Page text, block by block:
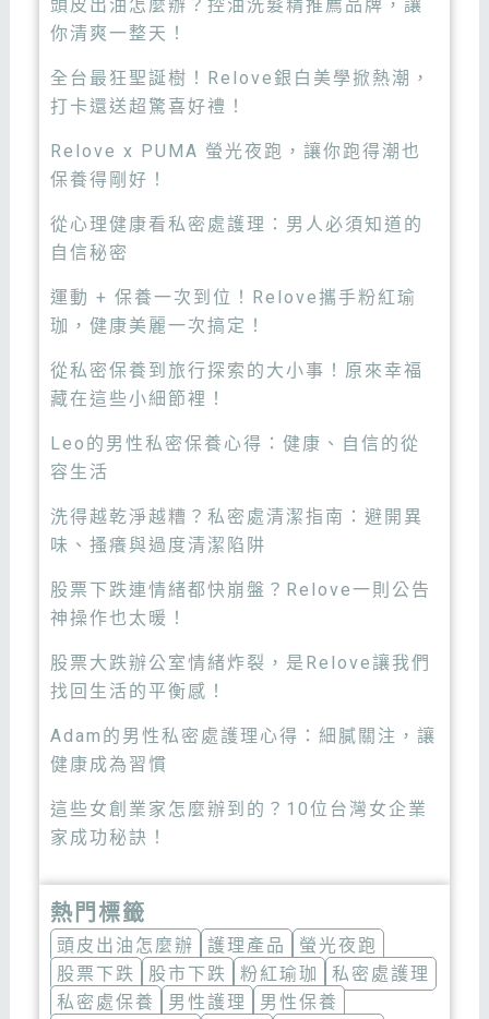
頭皮出油怎麼辦？控油洗髮精推薦品牌，讓
你清爽一整天！
全台最狂聖誕樹！Relove銀白美學掀熱潮，
打卡還送超驚喜好禮！
Relove x PUMA 螢光夜跑，讓你跑得潮也
保養得剛好！
從心理健康看私密處護理：男人必須知道的
自信秘密
運動 + 保養一次到位！Relove攜手粉紅瑜
珈，健康美麗一次搞定！
從私密保養到旅行探索的大小事！原來幸福
藏在這些小細節裡！
Leo的男性私密保養心得：健康、自信的從
容生活
洗得越乾淨越糟？私密處清潔指南：避開異
味、搔癢與過度清潔陷阱
股票下跌連情緒都快崩盤？Relove一則公告
神操作也太暖！
股票大跌辦公室情緒炸裂，是Relove讓我們
找回生活的平衡感！
Adam的男性私密處護理心得：細膩關注，讓
健康成為習慣
這些女創業家怎麼辦到的？10位台灣女企業
家成功秘訣！
熱門標籤
頭皮出油怎麼辦 護理產品
螢光夜跑
股票下跌
股市下跌 粉紅瑜珈
私密處護理
私密處保養
男性護理
男性保養